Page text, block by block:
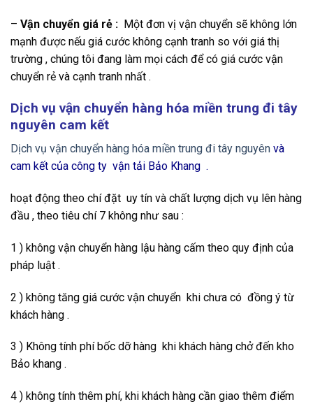
– Vận chuyển giá rẻ : Một đơn vị vận chuyển sẽ không lớn
mạnh được nếu giá cước không cạnh tranh so với giá thị
trường , chúng tôi đang làm mọi cách để có giá cước vận
chuyển rẻ và cạnh tranh nhất .
Dịch vụ vận chuyển hàng hóa miền trung đi tây
nguyên cam kết
Dịch vụ vận chuyển hàng hóa miền trung đi tây nguyên và
cam kết của công ty vận tải Bảo Khang .
hoạt động theo chí đặt uy tín và chất lượng dịch vụ lên hàng
đầu , theo tiêu chí 7 không như sau :
1 ) không vận chuyển hàng lậu hàng cấm theo quy định của
pháp luật .
2 ) không tăng giá cước vận chuyển khi chưa có đồng ý từ
khách hàng .
3 ) Không tính phí bốc dỡ hàng khi khách hàng chở đến kho
Bảo khang .
4 ) không tính thêm phí, khi khách hàng cần giao thêm điểm